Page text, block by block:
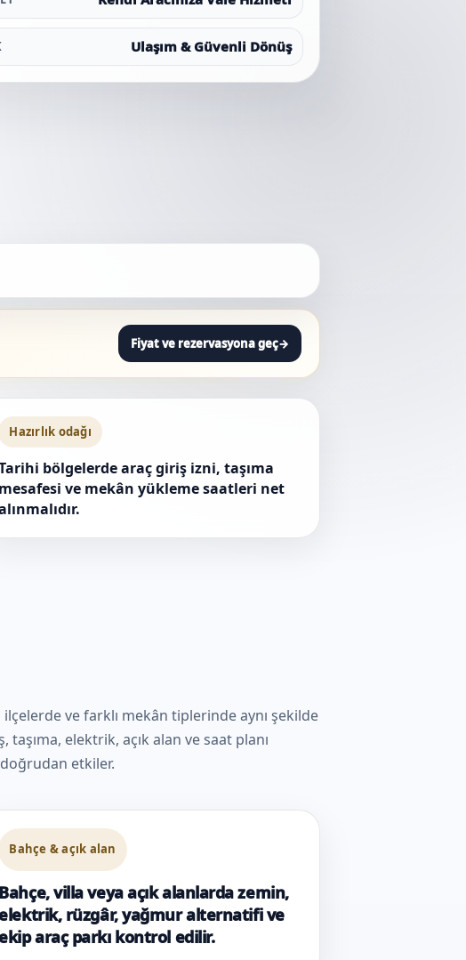
Ulaşım & Güvenli Dönüş
Fiyat ve rezervasyona geç→
Hazırlık odağı
bölgelerde araç giriş izni, taşıma
mesafesi ve mekân yükleme saatleri net
ilçelerde ve farklı mekân tiplerinde aynı şekilde
taşıma, elektrik, açık alan ve saat planı
etkiler.
Bahçe & açık alan
Bahçe, villa veya açık alanlarda zemin,
rüzgâr, yağmur alternatifi ve
araç parkı kontrol edilir.